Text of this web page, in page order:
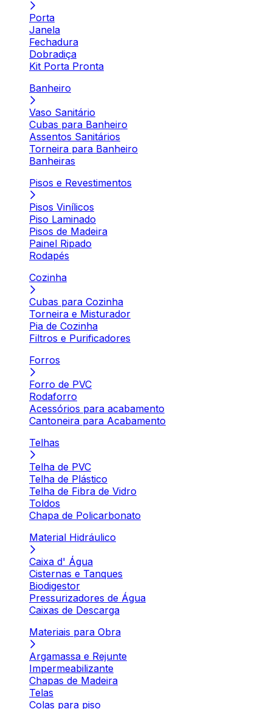
Porta
Janela
Fechadura
Dobradiça
Kit Porta Pronta
Banheiro
Vaso Sanitário
Cubas para Banheiro
Assentos Sanitários
Torneira para Banheiro
Banheiras
Pisos e Revestimentos
Pisos Vinílicos
Piso Laminado
Pisos de Madeira
Painel Ripado
Rodapés
Cozinha
Cubas para Cozinha
Torneira e Misturador
Pia de Cozinha
Filtros e Purificadores
Forros
Forro de PVC
Rodaforro
Acessórios para acabamento
Cantoneira para Acabamento
Telhas
Telha de PVC
Telha de Plástico
Telha de Fibra de Vidro
Toldos
Chapa de Policarbonato
Material Hidráulico
Caixa d' Água
Cisternas e Tanques
Biodigestor
Pressurizadores de Água
Caixas de Descarga
Materiais para Obra
Argamassa e Rejunte
Impermeabilizante
Chapas de Madeira
Telas
Colas para piso